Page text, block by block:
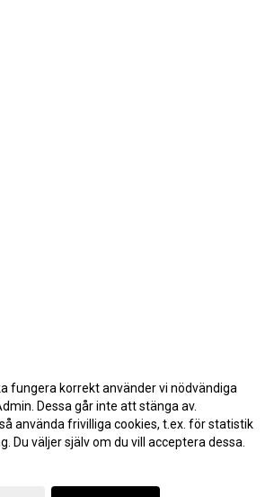
till Webbversion
fungera korrekt använder vi nödvändiga
Dessa går inte att stänga av.
använda frivilliga cookies, t.ex. för statistik
Du väljer själv om du vill acceptera dessa.